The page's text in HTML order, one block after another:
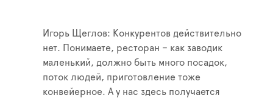
Игорь Щеглов: Конкурентов действительно
нет. Понимаете, ресторан – как заводик
маленький, должно быть много посадок,
поток людей, приготовление тоже
конвейерное. А у нас здесь получается